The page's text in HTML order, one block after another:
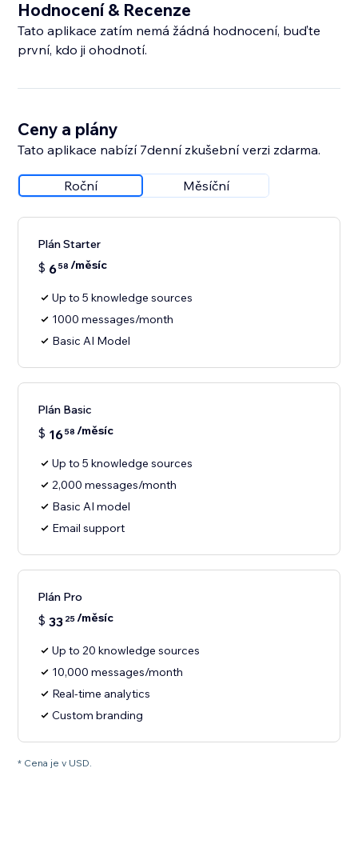
Hodnocení & Recenze
Tato aplikace zatím nemá žádná hodnocení, buďte
první, kdo ji ohodnotí.
Ceny a plány
Tato aplikace nabízí 7denní zkušební verzi zdarma.
Roční Měsíční
Plán Starter
$ 658 /měsíc
Up to 5 knowledge sources
1000 messages/month
Basic AI Model
Plán Basic
$ 1658 /měsíc
Up to 5 knowledge sources
2,000 messages/month
Basic AI model
Email support
Plán Pro
$ 33 25/měsíc
Up to 20 knowledge sources
10,000 messages/month
Real-time analytics
Custom branding
* Cena je v USD.